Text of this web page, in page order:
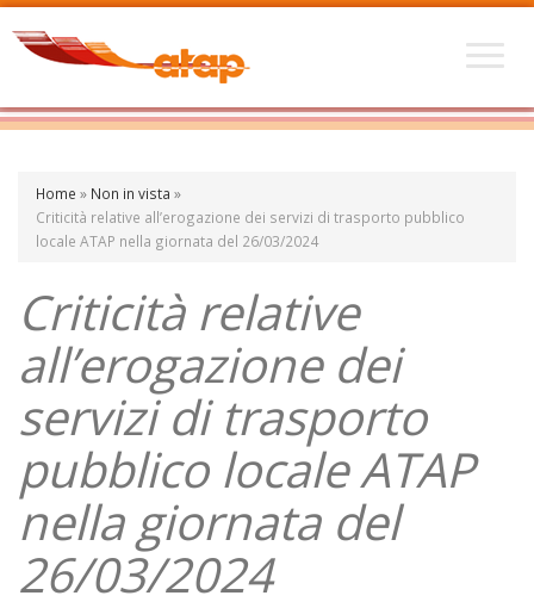
Home » Non in vista »
Criticità relative all’erogazione dei servizi di trasporto pubblico
locale ATAP nella giornata del 26/03/2024
Criticità relative
all’erogazione dei
servizi di trasporto
pubblico locale ATAP
nella giornata del
26/03/2024